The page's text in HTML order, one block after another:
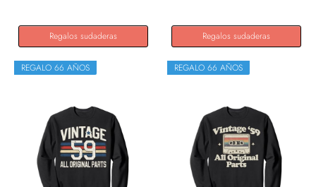
Regalos sudaderas Regalos sudaderas
REGALO 66 AÑOS REGALO 66 AÑOS